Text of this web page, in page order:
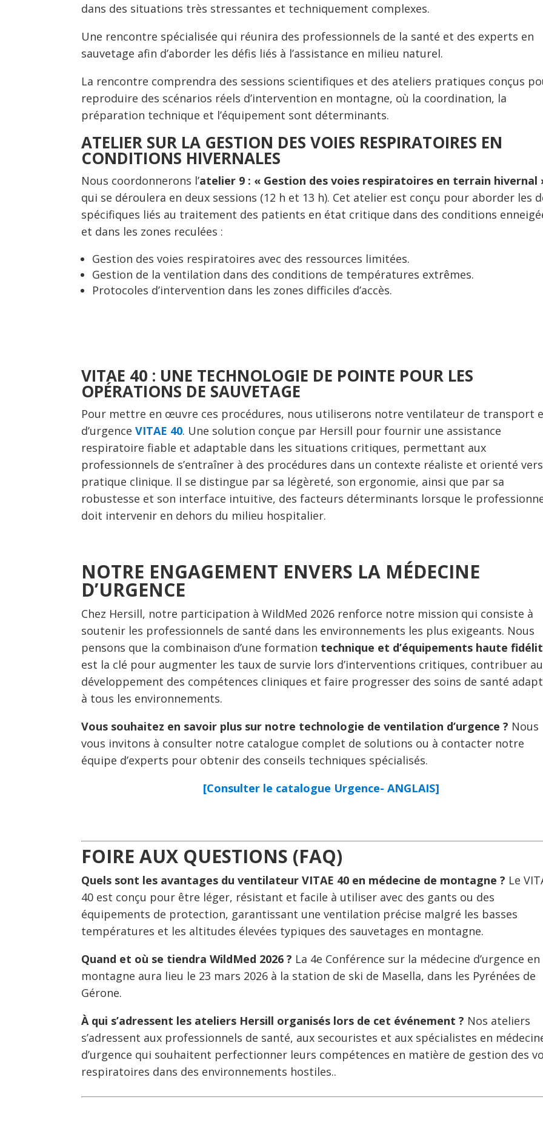
dans des situations très stressantes et techniquement complexes.
Une rencontre spécialisée qui réunira des professionnels de la santé et des experts en
sauvetage afin d’aborder les défis liés à l’assistance en milieu naturel.
La rencontre comprendra des sessions scientifiques et des ateliers pratiques conçus
reproduire des scénarios réels d’intervention en montagne, où la coordination, la
préparation technique et l’équipement sont déterminants.
ATELIER SUR LA GESTION DES VOIES RESPIRATOIRES EN
CONDITIONS HIVERNALES
Nous coordonnerons l’atelier 9 : « Gestion des voies respiratoires en terrain hivernal
qui se déroulera en deux sessions (12 h et 13 h). Cet atelier est conçu pour aborder les
spécifiques liés au traitement des patients en état critique dans des conditions
et dans les zones reculées :
Gestion des voies respiratoires avec des ressources limitées.
Gestion de la ventilation dans des conditions de températures extrêmes.
Protocoles d’intervention dans les zones difficiles d’accès.
VITAE 40 : UNE TECHNOLOGIE DE POINTE POUR LES
OPÉRATIONS DE SAUVETAGE
Pour mettre en œuvre ces procédures, nous utiliserons notre ventilateur de transport
d’urgenceVITAE 40. Une solution conçue par Hersill pour fournir une assistance
respiratoire fiable et adaptable dans les situations critiques, permettant aux
professionnels de s’entraîner à des procédures dans un contexte réaliste et orienté
pratique clinique. Il se distingue par sa légèreté, son ergonomie, ainsi que par sa
robustesse et son interface intuitive, des facteurs déterminants lorsque le
doit intervenir en dehors du milieu hospitalier.
NOTRE ENGAGEMENT ENVERS LA MÉDECINE
D’URGENCE
Chez Hersill, notre participation à WildMed 2026 renforce notre mission qui consiste à
soutenir les professionnels de santé dans les environnements les plus exigeants. Nous
pensons que la combinaison d’une formation technique et d’équipements haute
est la clé pour augmenter les taux de survie lors d’interventions critiques, contribuer au
développement des compétences cliniques et faire progresser des soins de santé
à tous les environnements.
Vous souhaitez en savoir plus sur notre technologie de ventilation d’urgence ? Nous
vous invitons à consulter notre catalogue complet de solutions ou à contacter notre
équipe d’experts pour obtenir des conseils techniques spécialisés.
[Consulter le catalogue Urgence- ANGLAIS]
FOIRE AUX QUESTIONS (FAQ)
Quels sont les avantages du ventilateur VITAE 40 en médecine de montagne ? Le
40 est conçu pour être léger, résistant et facile à utiliser avec des gants ou des
équipements de protection, garantissant une ventilation précise malgré les basses
températures et les altitudes élevées typiques des sauvetages en montagne.
Quand et où se tiendra WildMed 2026 ? La 4e Conférence sur la médecine d’urgence en
montagne aura lieu le 23 mars 2026 à la station de ski de Masella, dans les Pyrénées de
Gérone.
À qui s’adressent les ateliers Hersill organisés lors de cet événement ? Nos ateliers
s’adressent aux professionnels de santé, aux secouristes et aux spécialistes en
d’urgence qui souhaitent perfectionner leurs compétences en matière de gestion des
respiratoires dans des environnements hostiles..